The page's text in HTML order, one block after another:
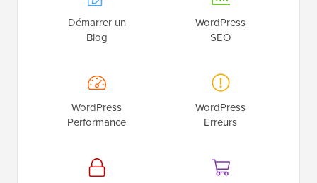
Démarrer un
Blog
WordPress
SEO
WordPress
Performance
WordPress
Erreurs